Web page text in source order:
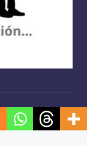
reservados.